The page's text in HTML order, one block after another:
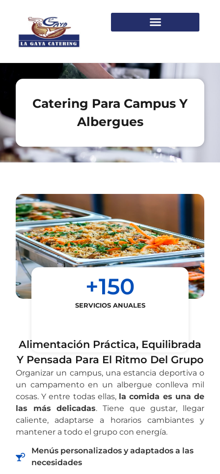
Catering Para Campus Y
Albergues
SERVICIOS ANUALES
+150
Alimentación Práctica, Equilibrada
Y Pensada Para El Ritmo Del Grupo
Organizar un campus, una estancia deportiva o
un campamento en un albergue conlleva mil
cosas. Y entre todas ellas, la comida es una de
las más delicadas. Tiene que gustar, llegar
caliente, adaptarse a horarios cambiantes y
mantener a todo el grupo con energía.
Menús personalizados y adaptados a las
necesidades